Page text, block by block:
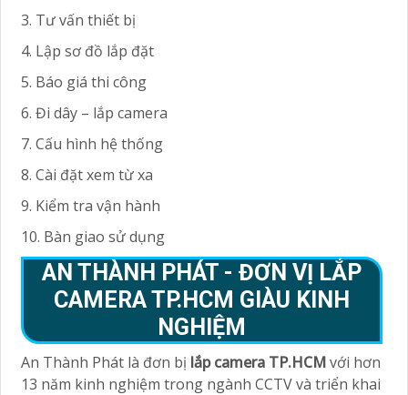
3. Tư vấn thiết bị
4. Lập sơ đồ lắp đặt
5. Báo giá thi công
6. Đi dây – lắp camera
7. Cấu hình hệ thống
8. Cài đặt xem từ xa
9. Kiểm tra vận hành
10. Bàn giao sử dụng
AN THÀNH PHÁT - ĐƠN VỊ LẮP
CAMERA TP.HCM GIÀU KINH
NGHIỆM
An Thành Phát là đơn bị lắp camera TP.HCMvới hơn
13 năm kinh nghiệm trong ngành CCTV và triển khai